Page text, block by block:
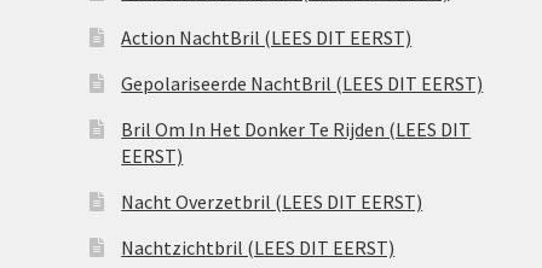
Action NachtBril (LEES DIT EERST)
Gepolariseerde NachtBril (LEES DIT EERST)
Bril Om In Het Donker Te Rijden (LEES DIT
EERST)
Nacht Overzetbril (LEES DIT EERST)
Nachtzichtbril (LEES DIT EERST)